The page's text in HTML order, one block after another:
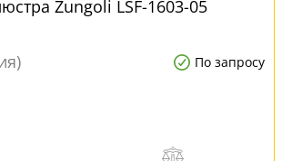
Zungoli LSF-1603-05
По запросу